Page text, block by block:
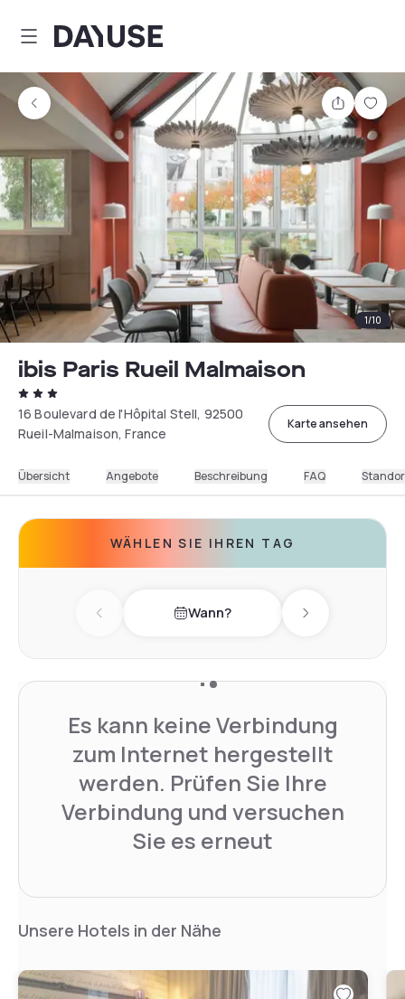
Dayuse
Teilen
1/10
ibis Paris Rueil Malmaison
16 Boulevard de l'Hôpital Stell, 92500
Rueil-Malmaison, France
Karte ansehen
Übersicht Angebote Beschreibung FAQ
WÄHLEN SIE IHREN TAG
Previous day Wann? Next day
Es kann keine Verbindung
zum Internet hergestellt
werden. Prüfen Sie Ihre
Verbindung und versuchen
Sie es erneut
Unsere Hotels in der Nähe